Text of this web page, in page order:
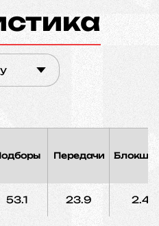
Передачи
53.1 23.9 2.4